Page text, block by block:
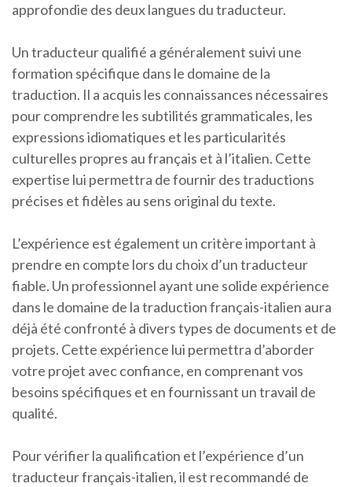
approfondie des deux langues du traducteur.
Un traducteur qualifié a généralement suivi une
formation spécifique dans le domaine de la
traduction. Il a acquis les connaissances nécessaires
pour comprendre les subtilités grammaticales, les
expressions idiomatiques et les particularités
culturelles propres au français et à l’italien. Cette
expertise lui permettra de fournir des traductions
précises et fidèles au sens original du texte.
L’expérience est également un critère important à
prendre en compte lors du choix d’un traducteur
fiable. Un professionnel ayant une solide expérience
dans le domaine de la traduction français-italien aura
déjà été confronté à divers types de documents et de
projets. Cette expérience lui permettra d’aborder
votre projet avec confiance, en comprenant vos
besoins spécifiques et en fournissant un travail de
qualité.
Pour vérifier la qualification et l’expérience d’un
traducteur français-italien, il est recommandé de